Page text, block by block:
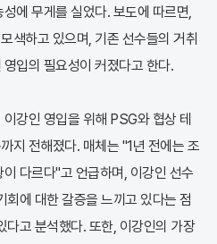
에 무게를 실었다. 보도에 따르면,
색하고 있으며, 기존 선수들의 거취
입의 필요성이 커졌다고 한다.
강인 영입을 위해 PSG와 협상 테
지 전해졌다. 매체는 "1년 전에는 조
다르다"고 언급하며, 이강인 선수
에 대한 갈증을 느끼고 있다는 점
다고 분석했다. 또한, 이강인의 가장